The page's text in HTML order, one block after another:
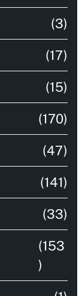
(3)
(17)
(15)
(170)
(47)
(141)
(33)
(153
)